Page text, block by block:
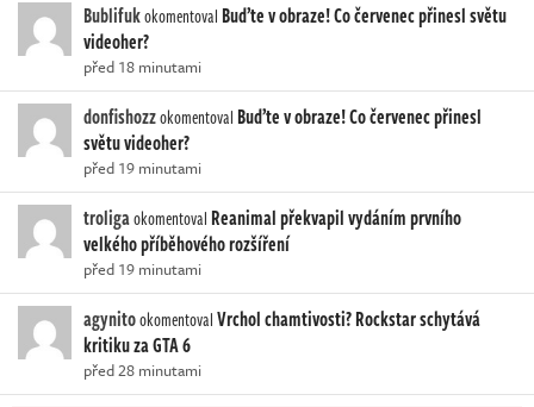
Bublifukokomentoval Buďte v obraze! Co červenec přinesl světu
videoher?
před 18 minutami
donfishozzokomentoval Buďte v obraze! Co červenec přinesl
světu videoher?
před 19 minutami
troligaokomentoval Reanimal překvapil vydáním prvního
velkého příběhového rozšíření
před 19 minutami
agynitookomentovalVrchol chamtivosti? Rockstar schytává
kritiku za GTA 6
před 28 minutami